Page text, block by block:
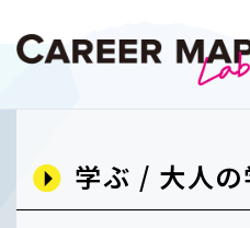
学ぶ / 大人の